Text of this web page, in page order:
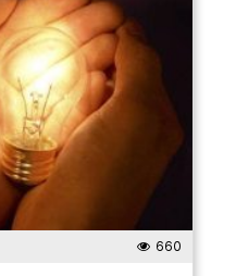
660